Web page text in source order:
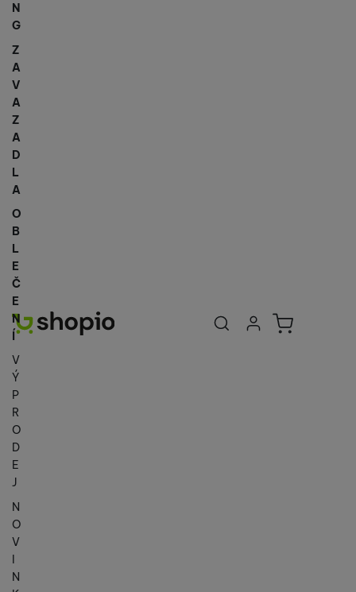
Uživatelská
Přihlásit se
Košík
N
G
Z
A
V
A
Z
A
D
L
A
O
B
L
E
Č
E
N
Í
V
Ý
P
R
O
D
E
J
N
O
V
I
N